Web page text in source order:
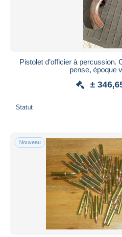
Pistolet d’officier à percussion.
pense, époque
±
Statut
Nouveau